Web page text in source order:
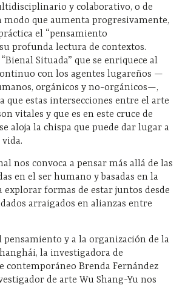
y colaborativo, o de
modo que aumenta progresivamente,
el “pensamiento
profunda lectura de contextos.
Situada” que se enriquece al
con los agentes lugareños —
orgánicos y no-orgánicos—,
que estas intersecciones entre el arte
vitales y que es en este cruce de
aloja la chispa que puede dar lugar a
nos convoca a pensar más allá de las
en el ser humano y basadas en la
explorar formas de estar juntos desde
arraigados en alianzas entre
pensamiento y a la organización de la
la investigadora de
contemporáneo Brenda Fernández
de arte Wu Shang-Yu nos